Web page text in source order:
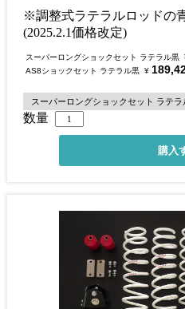
※調整式ラテラルロッドの
(2025.2.1価格改定)
スーパーロングショックセット ラテラル黒
AS8ショックセット ラテラル黒 ¥
数量